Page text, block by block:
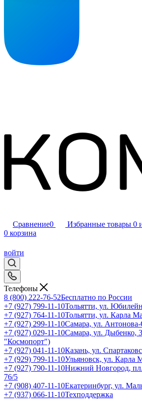
Сравнение0 Избранные товары 0
0 корзина
войти
Телефоны
8 (800) 222-76-52Бесплатно по России
+7 (927) 799-11-10Тольятти, ул.
+7 (927) 764-11-10Тольятти, ул. Карла
+7 (927) 299-11-10Самара, ул.
+7 (927) 029-11-10Самара, ул. Дыбенко,
"Космопорт")
+7 (927) 041-11-10Казань, ул.
+7 (929) 799-11-10Ульяновск, ул. Карла
+7 (927) 790-11-10Нижний Новгород,
76/5
+7 (908) 407-11-10Екатеринбург, ул.
+7 (937) 066-11-10Техподдержка